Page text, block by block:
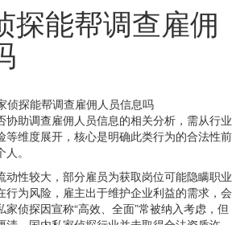
探能帮调查雇佣
协助调查雇佣人员信息的相关分析，需从行业
等维度展开，核心是明确此类行为的合法性前
。
动性较大，部分雇员为获取岗位可能隐瞒职业
行为风险，雇主出于维护企业利益的需求，会
侦探因宣称“高效、全面”常被纳入考虑，但